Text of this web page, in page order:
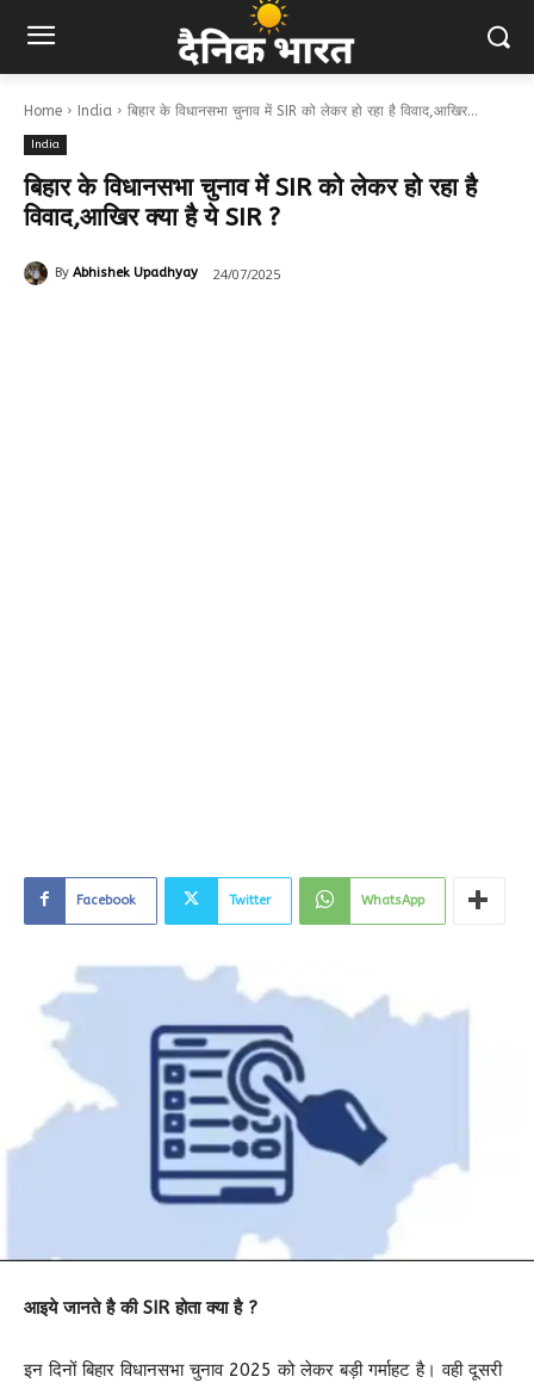
Home India बिहार के विधानसभा चुनाव में SIR को लेकर हो रहा है विवाद,आखिर...
India
बिहार के विधानसभा चुनाव में SIR को लेकर हो रहा है
विवाद,आखिर क्या है ये SIR ?
By Abhishek Upadhyay 24/07/2025
Facebook Twitter WhatsApp
आइये जानते है की SIR होता क्या है ?
इन दिनों बिहार विधानसभा चुनाव 2025 को लेकर बड़ी गर्माहट है। वही दूसरी